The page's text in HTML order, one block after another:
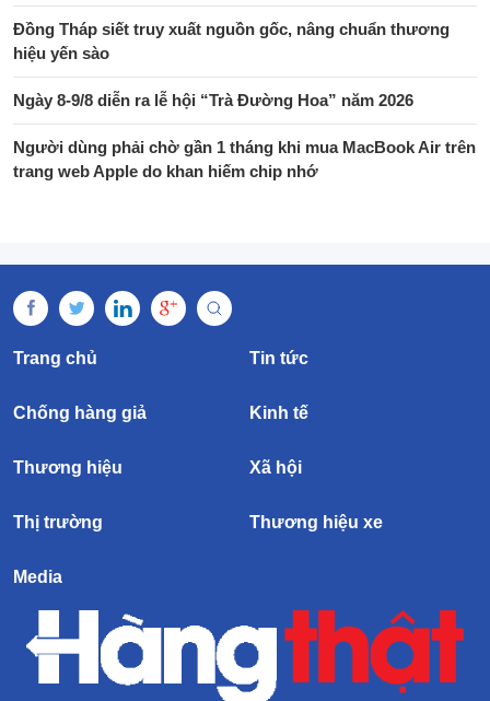
Đồng Tháp siết truy xuất nguồn gốc, nâng chuẩn thương
hiệu yến sào
Ngày 8-9/8 diễn ra lễ hội “Trà Đường Hoa” năm 2026
Người dùng phải chờ gần 1 tháng khi mua MacBook Air trên
trang web Apple do khan hiếm chip nhớ
Trang chủ Tin tức
Chống hàng giả Kinh tế
Thương hiệu Xã hội
Thị trường Thương hiệu xe
Media